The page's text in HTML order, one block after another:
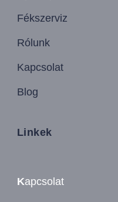
Fékszerviz
Rólunk
Kapcsolat
Blog
Linkek
Kapcsolat